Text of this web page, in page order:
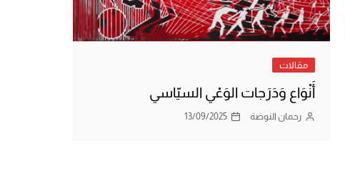
مقالات
أَنْوَاع وَدَرَجات الوَعْي السيّاسي
رحمان النوضة 13/09/2025